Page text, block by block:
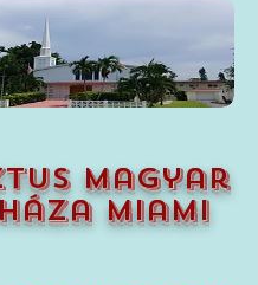
magyar
miami